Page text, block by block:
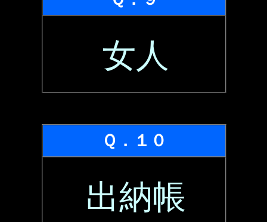
女人
Ｑ．１０
出納帳